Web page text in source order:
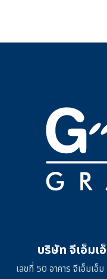
บริษัท จีเอ็มเ
เลขที่ 50 อาคาร จีเอ็มเ